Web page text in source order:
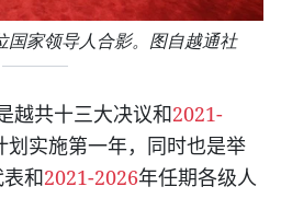
国家领导人合影。图自越通社
越共十三大决议和 2021-
划实施第一年，同时也是举
和 2021-2026年任期各级人